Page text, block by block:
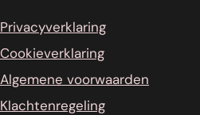
Privacyverklaring
Cookieverklaring
Algemene voorwaarden
Klachtenregeling